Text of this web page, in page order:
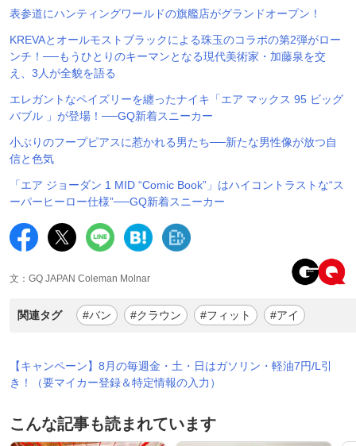
表参道にハンティングワールドの旗艦店がグランドオープン！
KREVAとオールモストブラックによる珠玉のコラボの第2弾がロー
ンチ！──もうひとりのキーマンとなる現代美術家・加藤泉を交
え、3人が全貌を語る
エレガントなペイズリーを纏ったナイキ「エア マックス 95 ビッグ
バブル 」が登場！──GQ新着スニーカー
小ぶりのフープピアスに惹かれる男たち──新たな男性像が放つ自
信と色気
「エア ジョーダン 1 MID “Comic Book”」はハイコントラストな“ス
ーパーヒーロー仕様”──GQ新着スニーカー
文：GQ JAPAN Coleman Molnar
関連タグ #バン #クラウン #フィット #アイ
【キャンペーン】8月の毎週金・土・日はガソリン・軽油7円/L引
き！（要マイカー登録＆特定情報の入力）
こんな記事も読まれています